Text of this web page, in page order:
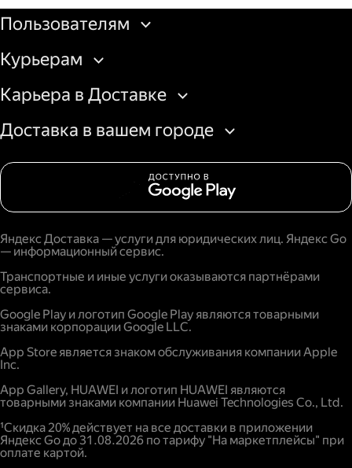
Пользователям
Курьерам
Карьера в Доставке
Доставка в вашем городе
Яндекс Доставка — услуги для юридических лиц. Яндекс Go
— информационный сервис.
Транспортные и иные услуги оказываются партнёрами
сервиса.
Google Play и логотип Google Play являются товарными
знаками корпорации Google LLC.
App Store является знаком обслуживания компании Apple
Inc.
App Gallery, HUAWEI и логотип HUAWEI являются
товарными знаками компании Huawei Technologies Co., Ltd.
¹Скидка 20% действует на все доставки в приложении
Яндекс Go до 31.08.2026 по тарифу "На маркетплейсы" при
оплате картой.